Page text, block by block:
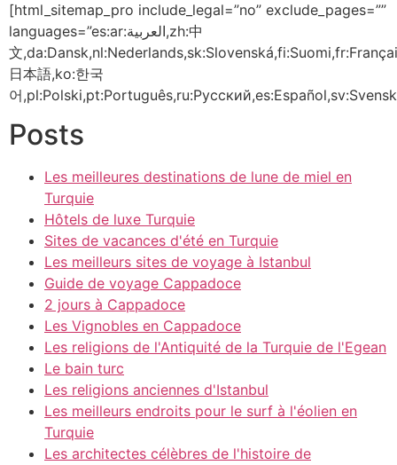
[html_sitemap_pro include_legal=”no” exclude_pages=””
languages=”es:ar:العربية,zh:中
文
日本語,ko:한국
어
Posts
Les meilleures destinations de lune de miel en
Turquie
Hôtels de luxe Turquie
Sites de vacances d'été en Turquie
Les meilleurs sites de voyage à Istanbul
Guide de voyage Cappadoce
2 jours à Cappadoce
Les Vignobles en Cappadoce
Les religions de l'Antiquité de la Turquie de l'Egean
Le bain turc
Les religions anciennes d'Istanbul
Les meilleurs endroits pour le surf à l'éolien en
Turquie
Les architectes célèbres de l'histoire de